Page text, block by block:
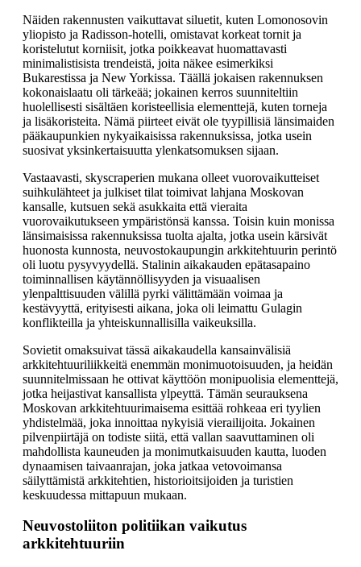
Näiden rakennusten vaikuttavat siluetit, kuten Lomonosovin
yliopisto ja Radisson-hotelli, omistavat korkeat tornit ja
koristelutut korniisit, jotka poikkeavat huomattavasti
minimalistisista trendeistä, joita näkee esimerkiksi
Bukarestissa ja New Yorkissa. Täällä jokaisen rakennuksen
kokonaislaatu oli tärkeää; jokainen kerros suunniteltiin
huolellisesti sisältäen koristeellisia elementtejä, kuten torneja
ja lisäkoristeita. Nämä piirteet eivät ole tyypillisiä länsimaiden
pääkaupunkien nykyaikaisissa rakennuksissa, jotka usein
suosivat yksinkertaisuutta ylenkatsomuksen sijaan.
Vastaavasti, skyscraperien mukana olleet vuorovaikutteiset
suihkulähteet ja julkiset tilat toimivat lahjana Moskovan
kansalle, kutsuen sekä asukkaita että vieraita
vuorovaikutukseen ympäristönsä kanssa. Toisin kuin monissa
länsimaisissa rakennuksissa tuolta ajalta, jotka usein kärsivät
huonosta kunnosta, neuvostokaupungin arkkitehtuurin perintö
oli luotu pysyvyydellä. Stalinin aikakauden epätasapaino
toiminnallisen käytännöllisyyden ja visuaalisen
ylenpalttisuuden välillä pyrki välittämään voimaa ja
kestävyyttä, erityisesti aikana, joka oli leimattu Gulagin
konflikteilla ja yhteiskunnallisilla vaikeuksilla.
Sovietit omaksuivat tässä aikakaudella kansainvälisiä
arkkitehtuuriliikkeitä enemmän monimuotoisuuden, ja heidän
suunnitelmissaan he ottivat käyttöön monipuolisia elementtejä,
jotka heijastivat kansallista ylpeyttä. Tämän seurauksena
Moskovan arkkitehtuurimaisema esittää rohkeaa eri tyylien
yhdistelmää, joka innoittaa nykyisiä vierailijoita. Jokainen
pilvenpiirtäjä on todiste siitä, että vallan saavuttaminen oli
mahdollista kauneuden ja monimutkaisuuden kautta, luoden
dynaamisen taivaanrajan, joka jatkaa vetovoimansa
säilyttämistä arkkitehtien, historioitsijoiden ja turistien
keskuudessa mittapuun mukaan.
Neuvostoliiton politiikan vaikutus
arkkitehtuuriin